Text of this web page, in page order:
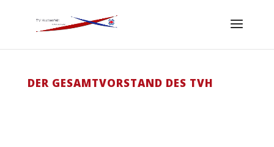
DER GESAMTVORSTAND DES TVH